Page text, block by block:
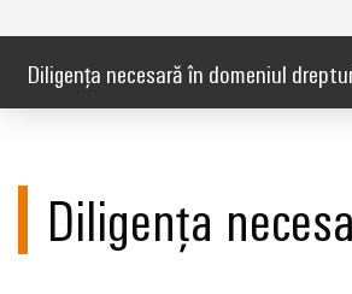
Diligența necesară în domeniul
Diligența